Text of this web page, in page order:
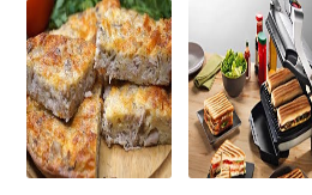
ГАРНИР
МЯСОМ БЫСТРО
И ВКУСНО